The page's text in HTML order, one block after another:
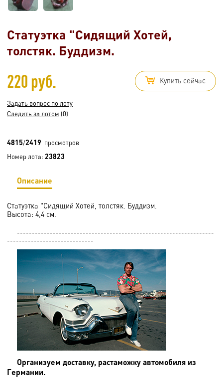
Статуэтка "Сидящий Хотей,
толстяк. Буддизм.
220 руб. Купить сейчас
Задать вопрос по лоту
Следить за лотом (0)
4815/2419 просмотров
Номер лота: 23823
Описание
Статуэтка "Сидящий Хотей, толстяк. Буддизм.
Высота: 4,4 см.
------------------------------------------------------------------
-----------------------------
Организуем доставку, растаможку автомобиля из
Германии.